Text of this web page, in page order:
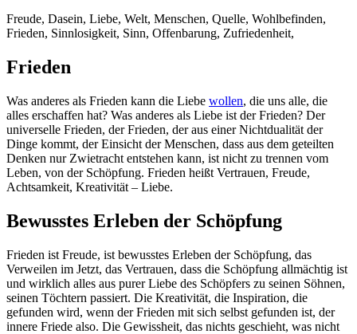
Freude, Dasein, Liebe, Welt, Menschen, Quelle, Wohlbefinden,
Frieden, Sinnlosigkeit, Sinn, Offenbarung, Zufriedenheit,
Frieden
Was anderes als Frieden kann die Liebe wollen, die uns alle, die
alles erschaffen hat? Was anderes als Liebe ist der Frieden? Der
universelle Frieden, der Frieden, der aus einer Nichtdualität der
Dinge kommt, der Einsicht der Menschen, dass aus dem geteilten
Denken nur Zwietracht entstehen kann, ist nicht zu trennen vom
Leben, von der Schöpfung. Frieden heißt Vertrauen, Freude,
Achtsamkeit, Kreativität – Liebe.
Bewusstes Erleben der Schöpfung
Frieden ist Freude, ist bewusstes Erleben der Schöpfung, das
Verweilen im Jetzt, das Vertrauen, dass die Schöpfung allmächtig ist
und wirklich alles aus purer Liebe des Schöpfers zu seinen Söhnen,
seinen Töchtern passiert. Die Kreativität, die Inspiration, die
gefunden wird, wenn der Frieden mit sich selbst gefunden ist, der
innere Friede also. Die Gewissheit, das nichts geschieht, was nicht